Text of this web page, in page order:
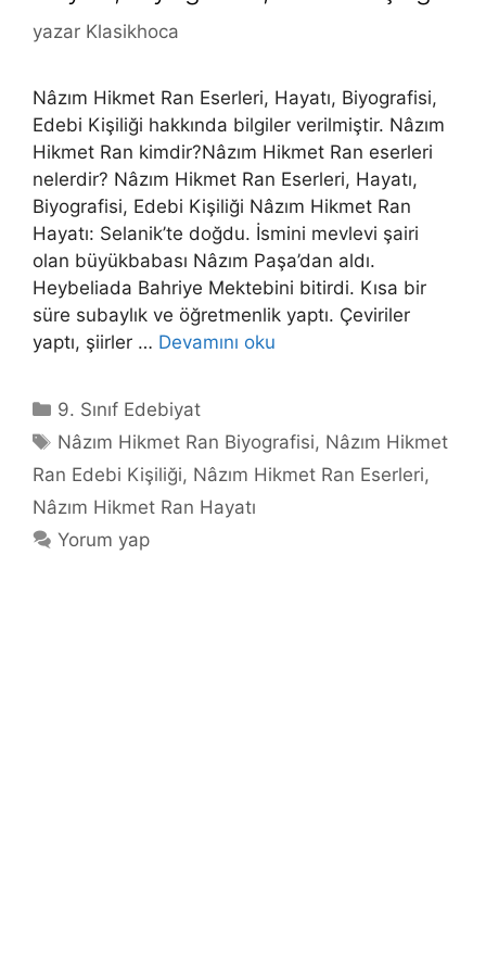
yazar Klasikhoca
Nâzım Hikmet Ran Eserleri, Hayatı, Biyografisi,
Edebi Kişiliği hakkında bilgiler verilmiştir. Nâzım
Hikmet Ran kimdir?Nâzım Hikmet Ran eserleri
nelerdir? Nâzım Hikmet Ran Eserleri, Hayatı,
Biyografisi, Edebi Kişiliği Nâzım Hikmet Ran
Hayatı: Selanik’te doğdu. İsmini mevlevi şairi
olan büyükbabası Nâzım Paşa’dan aldı.
Heybeliada Bahriye Mektebini bitirdi. Kısa bir
süre subaylık ve öğretmenlik yaptı. Çeviriler
yaptı, şiirler … Devamını oku
Kategoriler
9. Sınıf Edebiyat
Etiketler
Nâzım Hikmet Ran Biyografisi, Nâzım Hikmet
Ran Edebi Kişiliği, Nâzım Hikmet Ran Eserleri,
Nâzım Hikmet Ran Hayatı
Yorum yap